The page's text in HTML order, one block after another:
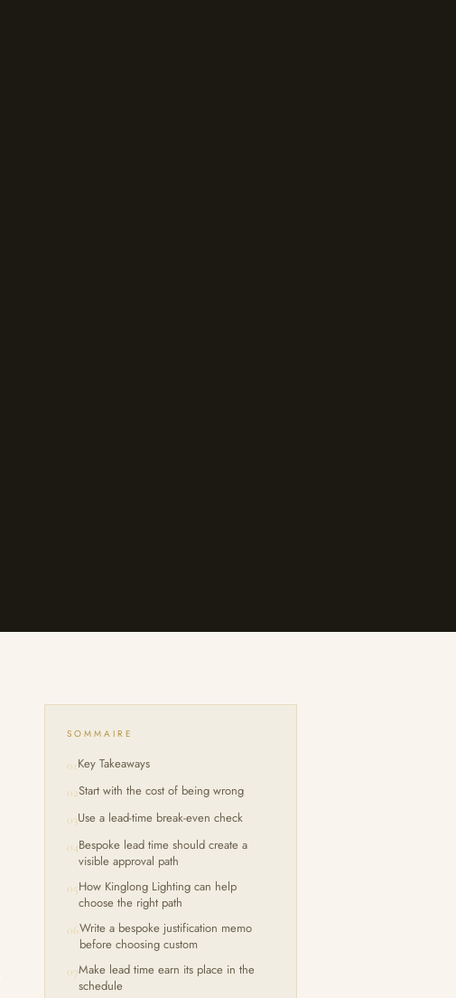
SOMMAIRE
01Key Takeaways
02Start with the cost of being wrong
03Use a lead-time break-even check
04Bespoke lead time should create a
visible approval path
05How Kinglong Lighting can help
choose the right path
06Write a bespoke justification memo
before choosing custom
07Make lead time earn its place in the
schedule